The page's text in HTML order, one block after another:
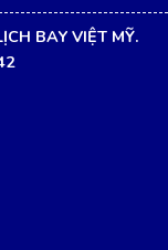
BAY VIỆT MỸ.